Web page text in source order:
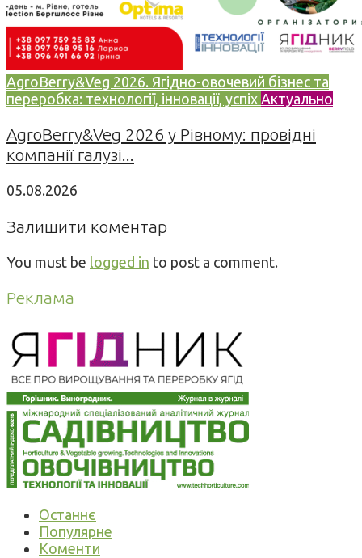
AgroBerry&Veg 2026. Ягідно-овочевий бізнес та
переробка: технології, інновації, успіх Актуально
AgroBerry&Veg 2026 у Рівному: провідні
компанії галузі...
05.08.2026
Залишити коментар
You must be logged in to post a comment.
Реклама
Останнє
Популярне
Коменти